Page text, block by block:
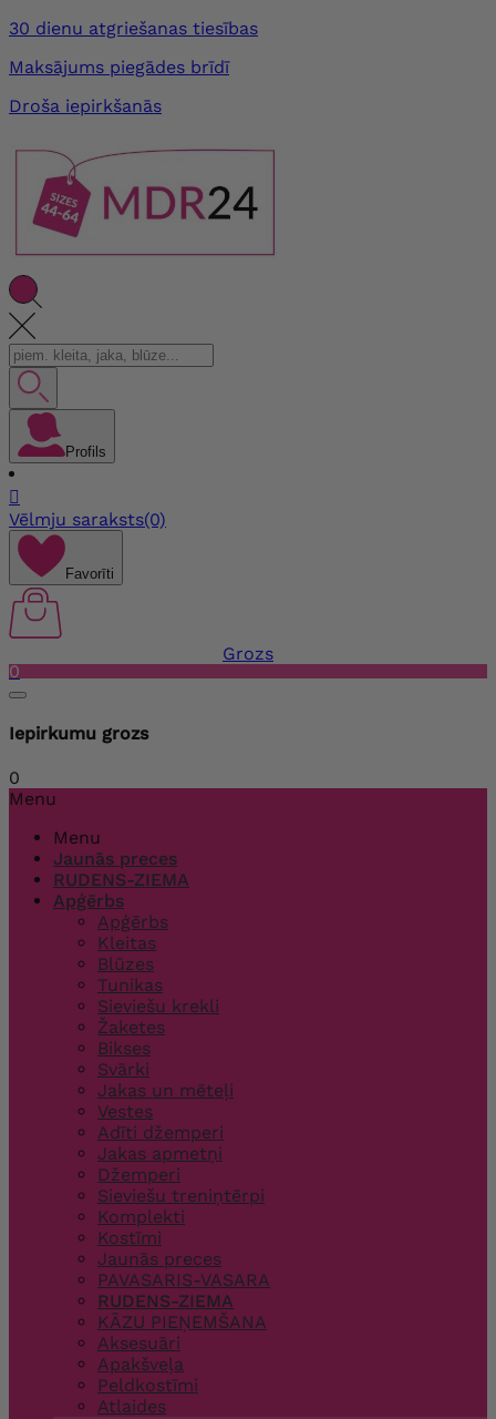
30 dienu atgriešanas tiesības
Maksājums piegādes brīdī
Droša iepirkšanās
Profils

Vēlmju saraksts(0)
Favorīti
Grozs
0
Iepirkumu grozs
0
Menu
Menu
Jaunās preces
RUDENS-ZIEMA
Apģērbs
Apģērbs
Kleitas
Blūzes
Tunikas
Sieviešu krekli
Žaketes
Bikses
Svārki
Jakas un mēteļi
Vestes
Adīti džemperi
Jakas apmetņi
Džemperi
Sieviešu treniņtērpi
Komplekti
Kostīmi
Jaunās preces
PAVASARIS-VASARA
RUDENS-ZIEMA
KĀZU PIEŅEMŠANA
Aksesuāri
Apakšveļa
Peldkostīmi
Atlaides